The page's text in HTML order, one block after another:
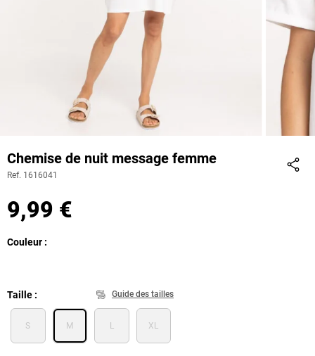
Chemise de nuit message femme
Ref. 1616041
9,99 €
Couleur
Taille Guide des tailles
S M L XL